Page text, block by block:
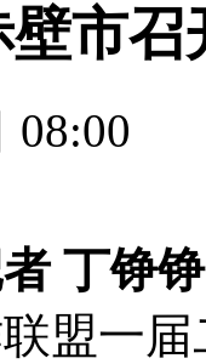
市召
丁铮
盟一